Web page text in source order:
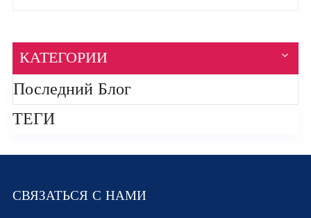
КАТЕГОРИИ
Последний Блог
ТЕГИ
СВЯЗАТЬСЯ С НАМИ